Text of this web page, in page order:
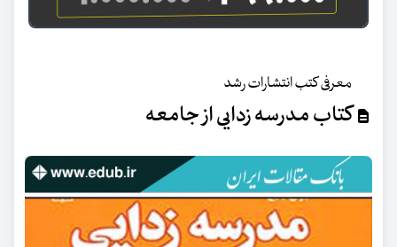
معرفی کتب انتشارات رشد
کتاب مدرسه زدایی از جامعه